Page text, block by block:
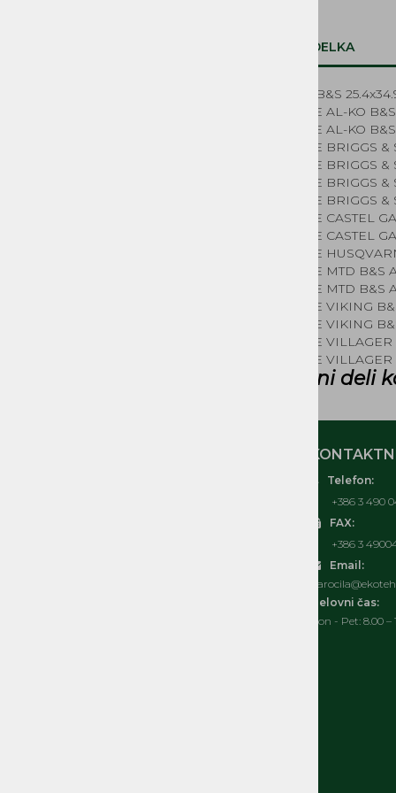
OPIS IZDELKA
Semering B&S
KOSILNICE AL-KO
KOSILNICE AL-KO
KOSILNICE BRIGGS &
KOSILNICE BRIGGS &
KOSILNICE BRIGGS &
KOSILNICE BRIGGS &
KOSILNICE CASTEL
KOSILNICE CASTEL
KOSILNICE
KOSILNICE MTD B&S
KOSILNICE MTD B&S
KOSILNICE VIKING
KOSILNICE VIKING
KOSILNICE
KOSILNICE
Rezervni deli
Telefon:
+386 3 490
FAX:
+386 3
Email:
Delovni čas:
Pon - Pet: 8.00 –